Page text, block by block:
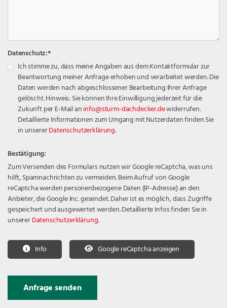
Datenschutz:*
Ich stimme zu, dass meine Angaben aus dem Kontaktformular zur
Beantwortung meiner Anfrage erhoben und verarbeitet werden. Die
Daten werden nach abgeschlossener Bearbeitung Ihrer Anfrage
gelöscht. Hinweis: Sie können Ihre Einwilligung jederzeit für die
Zukunft per E-Mail aninfo@sturm-dachdecker.dewiderrufen.
Detaillierte Informationen zum Umgang mit Nutzerdaten finden Sie
in unsererDatenschutzerklärung.
Bestätigung:
Zum Versenden des Formulars nutzen wir Google reCaptcha, was uns
hilft, Spamnachrichten zu vermeiden. Beim Aufruf von Google
reCaptcha werden personenbezogene Daten (IP-Adresse) an den
Anbieter, die Google Inc. gesendet. Daher ist es möglich, dass Zugriffe
gespeichert und ausgewertet werden. Detaillierte Infos finden Sie in
unsererDatenschutzerklärung.
Info Google reCaptcha anzeigen